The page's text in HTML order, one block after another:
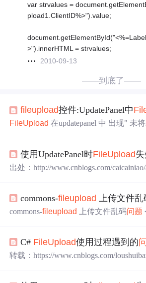
var strvalues =
pload1.ClientID%>").value;
>").innerHTML = strvalues;
2010-09-13
——到底了——
fileupload控件:UpdatePanel中
FileUpload 在updatepanel 中 出现" 未
解决这个问题colspan="6" valign="middle" align="center"> O
rder of display align="right"> M
使用UpdatePanel时FileUpload
出处：http://www.cnblogs.com/caicainiao/
在后台程序中，你在使用
S错才怪，而且打印不出...
commons-fileupload 上传文件乱
commons-fileupload 上传文件乱码问题 今天编写了一个上
UTF-8。 但是上传文件后显示的还是乱码，很郁闷，结果
找了一圈，问题出现在获取字段名和
C# FileUpload使用过程遇到的
转载：https://www.cnblogs.com/